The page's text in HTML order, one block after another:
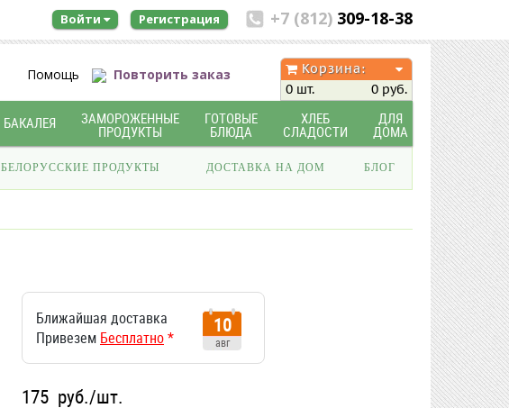
+7 (812) 309-18-38
Войти Регистрация
Помощь Повторить заказ
Корзина:
0 шт.
0 руб.
БАКАЛЕЯ ЗАМОРОЖЕННЫЕ
ПРОДУКТЫ
ГОТОВЫЕ
БЛЮДА
ХЛЕБ
СЛАДОСТИ
ДЛЯ
ДОМА
БЕЛОРУССКИЕ ПРОДУКТЫ ДОСТАВКА НА ДОМ БЛОГ
Ближайшая доставка
Привезем Бесплатно*
10
авг
175 руб./шт.